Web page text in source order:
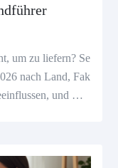
um zu liefern? Se
nach Land, Fak
und was